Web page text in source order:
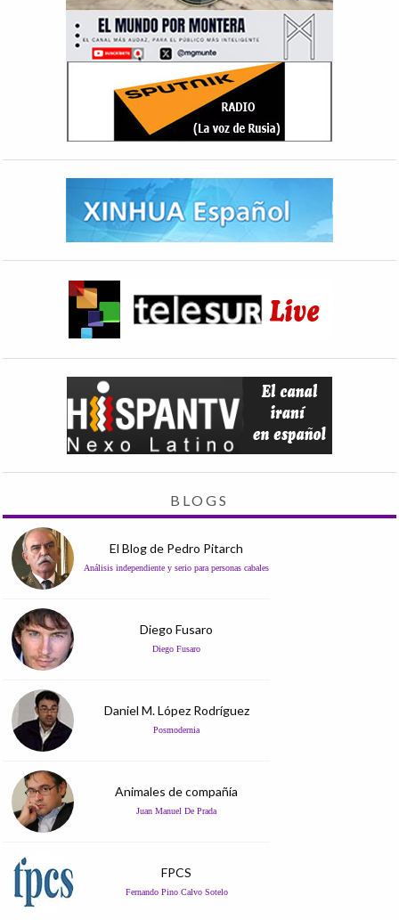
BLOGS
El Blog de Pedro Pitarch
Análisis independiente y serio para personas cabales
Diego Fusaro
Diego Fusaro
Daniel M. López Rodríguez
Posmodernia
Animales de compañía
Juan Manuel De Prada
FPCS
Fernando Pino Calvo Sotelo